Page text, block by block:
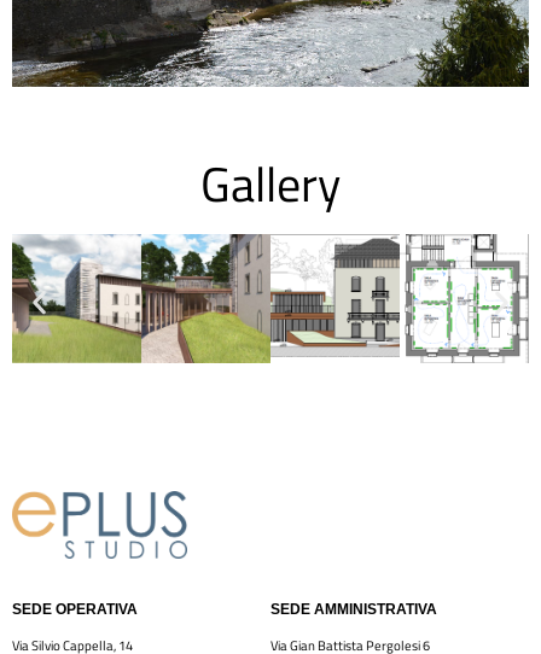
Gallery
SEDE OPERATIVA
Via Silvio Cappella, 14
SEDE AMMINISTRATIVA
Via Gian Battista Pergolesi 6